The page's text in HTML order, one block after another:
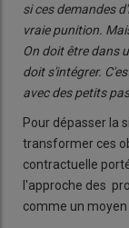
si ces demandes
vraie punition.
On doit être dans
doit s'intégrer.
avec des petits
Pour dépasser la
transformer ces
contractuelle
l'approche des
comme un